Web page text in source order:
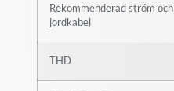
Rekommenderad ström och
jordkabel
THD